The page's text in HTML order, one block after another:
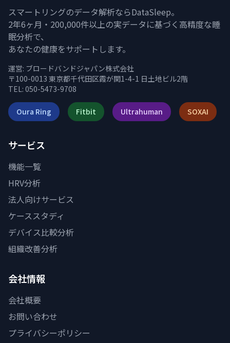
スマートリングのデータ解析ならDataSleep。
2年6ヶ月・200,000件以上の実データに基づく高精度な睡
眠分析で、
あなたの健康をサポートします。
運営: ブロードバンドジャパン株式会社
〒100-0013 東京都千代田区霞が関1-4-1 日土地ビル2階
TEL: 050-5473-9708
Oura Ring Fitbit Ultrahuman SOXAI
サービス
機能一覧
HRV分析
法人向けサービス
ケーススタディ
デバイス比較分析
組織改善分析
会社情報
会社概要
お問い合わせ
プライバシーポリシー